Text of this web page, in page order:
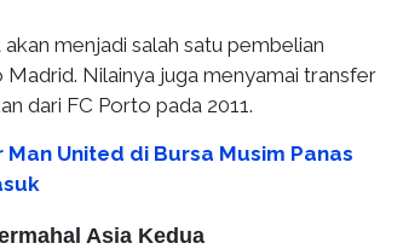
menjadi salah satu pembelian
Nilainya juga menyamai transfer
dari FC Porto pada 2011.
United di Bursa Musim Panas
Asia Kedua